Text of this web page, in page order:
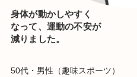
身体が動かしやすく
なって、運動の不安が
減りました。
50代・男性（趣味スポーツ）